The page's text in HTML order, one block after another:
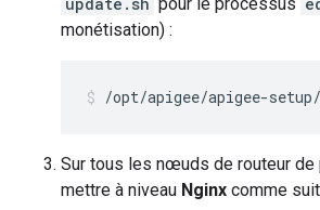
monétisation) :
/opt/apigee/apigee-
Sur tous les nœuds de routeur de
mettre à niveau Nginx comme